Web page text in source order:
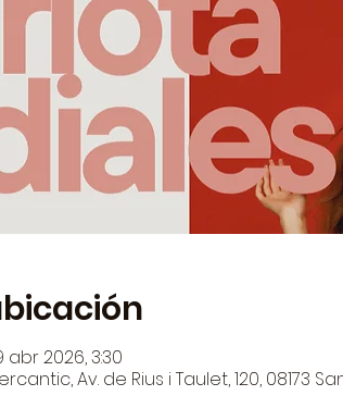
abr 2026, 3:30
Av. de Rius i Taulet, 120, 08173